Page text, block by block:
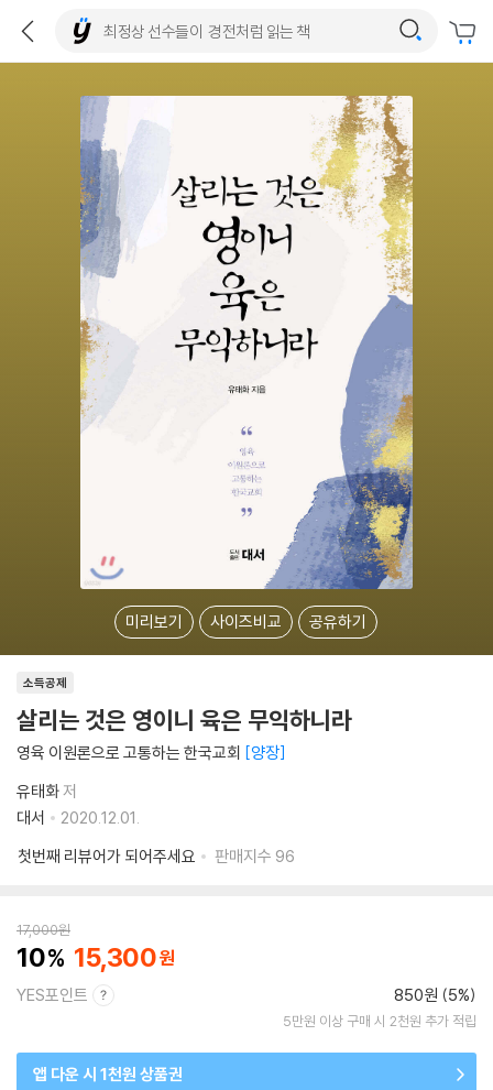
미리보기 사이즈비교 공유하기
소득공제
살리는 것은 영이니 육은 무익하니라
영육 이원론으로 고통하는 한국교회 양장
유태화저
대서
2020.12.01.
첫번째 리뷰어가 되어주세요
판매지수 96
17,000원
10 15,300
YES포인트 850원 (5%)
5만원 이상 구매 시 2천원 추가 적립
앱 다운 시 1천원 상품권